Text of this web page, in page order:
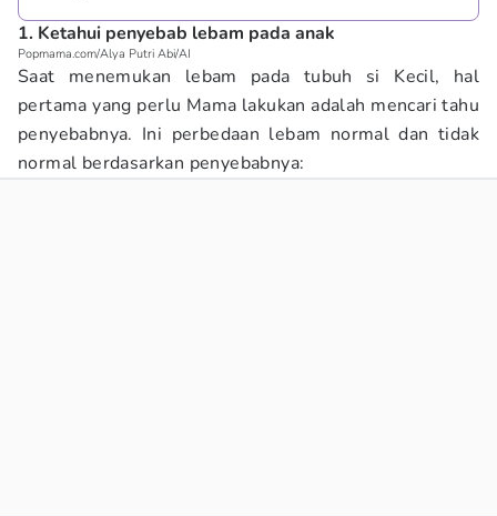
1. Ketahui penyebab lebam pada anak
Popmama.com/Alya Putri Abi/AI
Saat menemukan lebam pada tubuh si Kecil, hal
pertama yang perlu Mama lakukan adalah mencari tahu
penyebabnya. Ini perbedaan lebam normal dan tidak
normal berdasarkan penyebabnya: